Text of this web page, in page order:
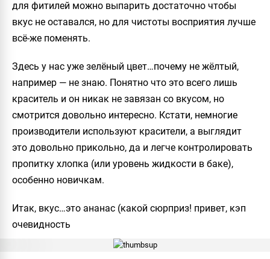
для фитилей можно выпарить достаточно чтобы
вкус не оставался, но для чистоты восприятия лучше
всё-же поменять.
Здесь у нас уже зелёный цвет…почему не жёлтый,
например — не знаю. Понятно что это всего лишь
краситель и он никак не завязан со вкусом, но
смотрится довольно интересно. Кстати, немногие
производители используют красители, а выглядит
это довольно прикольно, да и легче контролировать
пропитку хлопка (или уровень жидкости в баке),
особенно новичкам.
Итак, вкус…это ананас (какой сюрприз! привет, кэп
очевидность